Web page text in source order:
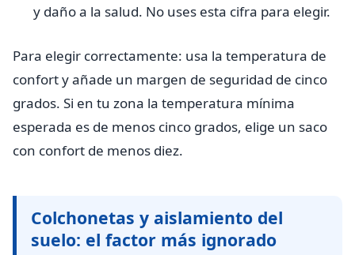
y daño a la salud. No uses esta cifra para elegir.
Para elegir correctamente: usa la temperatura de
confort y añade un margen de seguridad de cinco
grados. Si en tu zona la temperatura mínima
esperada es de menos cinco grados, elige un saco
con confort de menos diez.
Colchonetas y aislamiento del
suelo: el factor más ignorado